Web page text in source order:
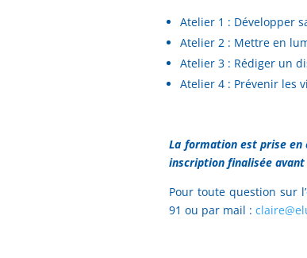
Atelier 1 : Développer
Atelier 2 : Mettre en
Atelier 3 : Rédiger un
Atelier 4 : Prévenir les
La formation est prise en
inscription finalisée
Pour toute question sur
91 ou par mail :